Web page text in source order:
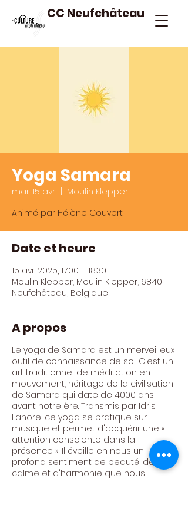
CC Neufchâteau
Yoga Samara
mar. 15 avr.
Moulin Klepper
Animé par Hélène Couvert
Date et heure
15 avr. 2025, 17:00 – 18:30
Moulin Klepper, Moulin Klepper, 6840
Neufchâteau, Belgique
A propos
Le yoga de Samara est un merveilleux
outil de connaissance de soi. C'est un
art traditionnel de méditation en
mouvement, héritage de la civilisation
de Samara qui date de 4000 ans
avant notre ère. Transmis par Idris
Lahore, ce yoga se pratique sur
musique et permet d'acquérir une «
attention consciente dans la
présence ». Il éveille en nous un
profond sentiment de beauté, de
calme et d'harmonie que nous